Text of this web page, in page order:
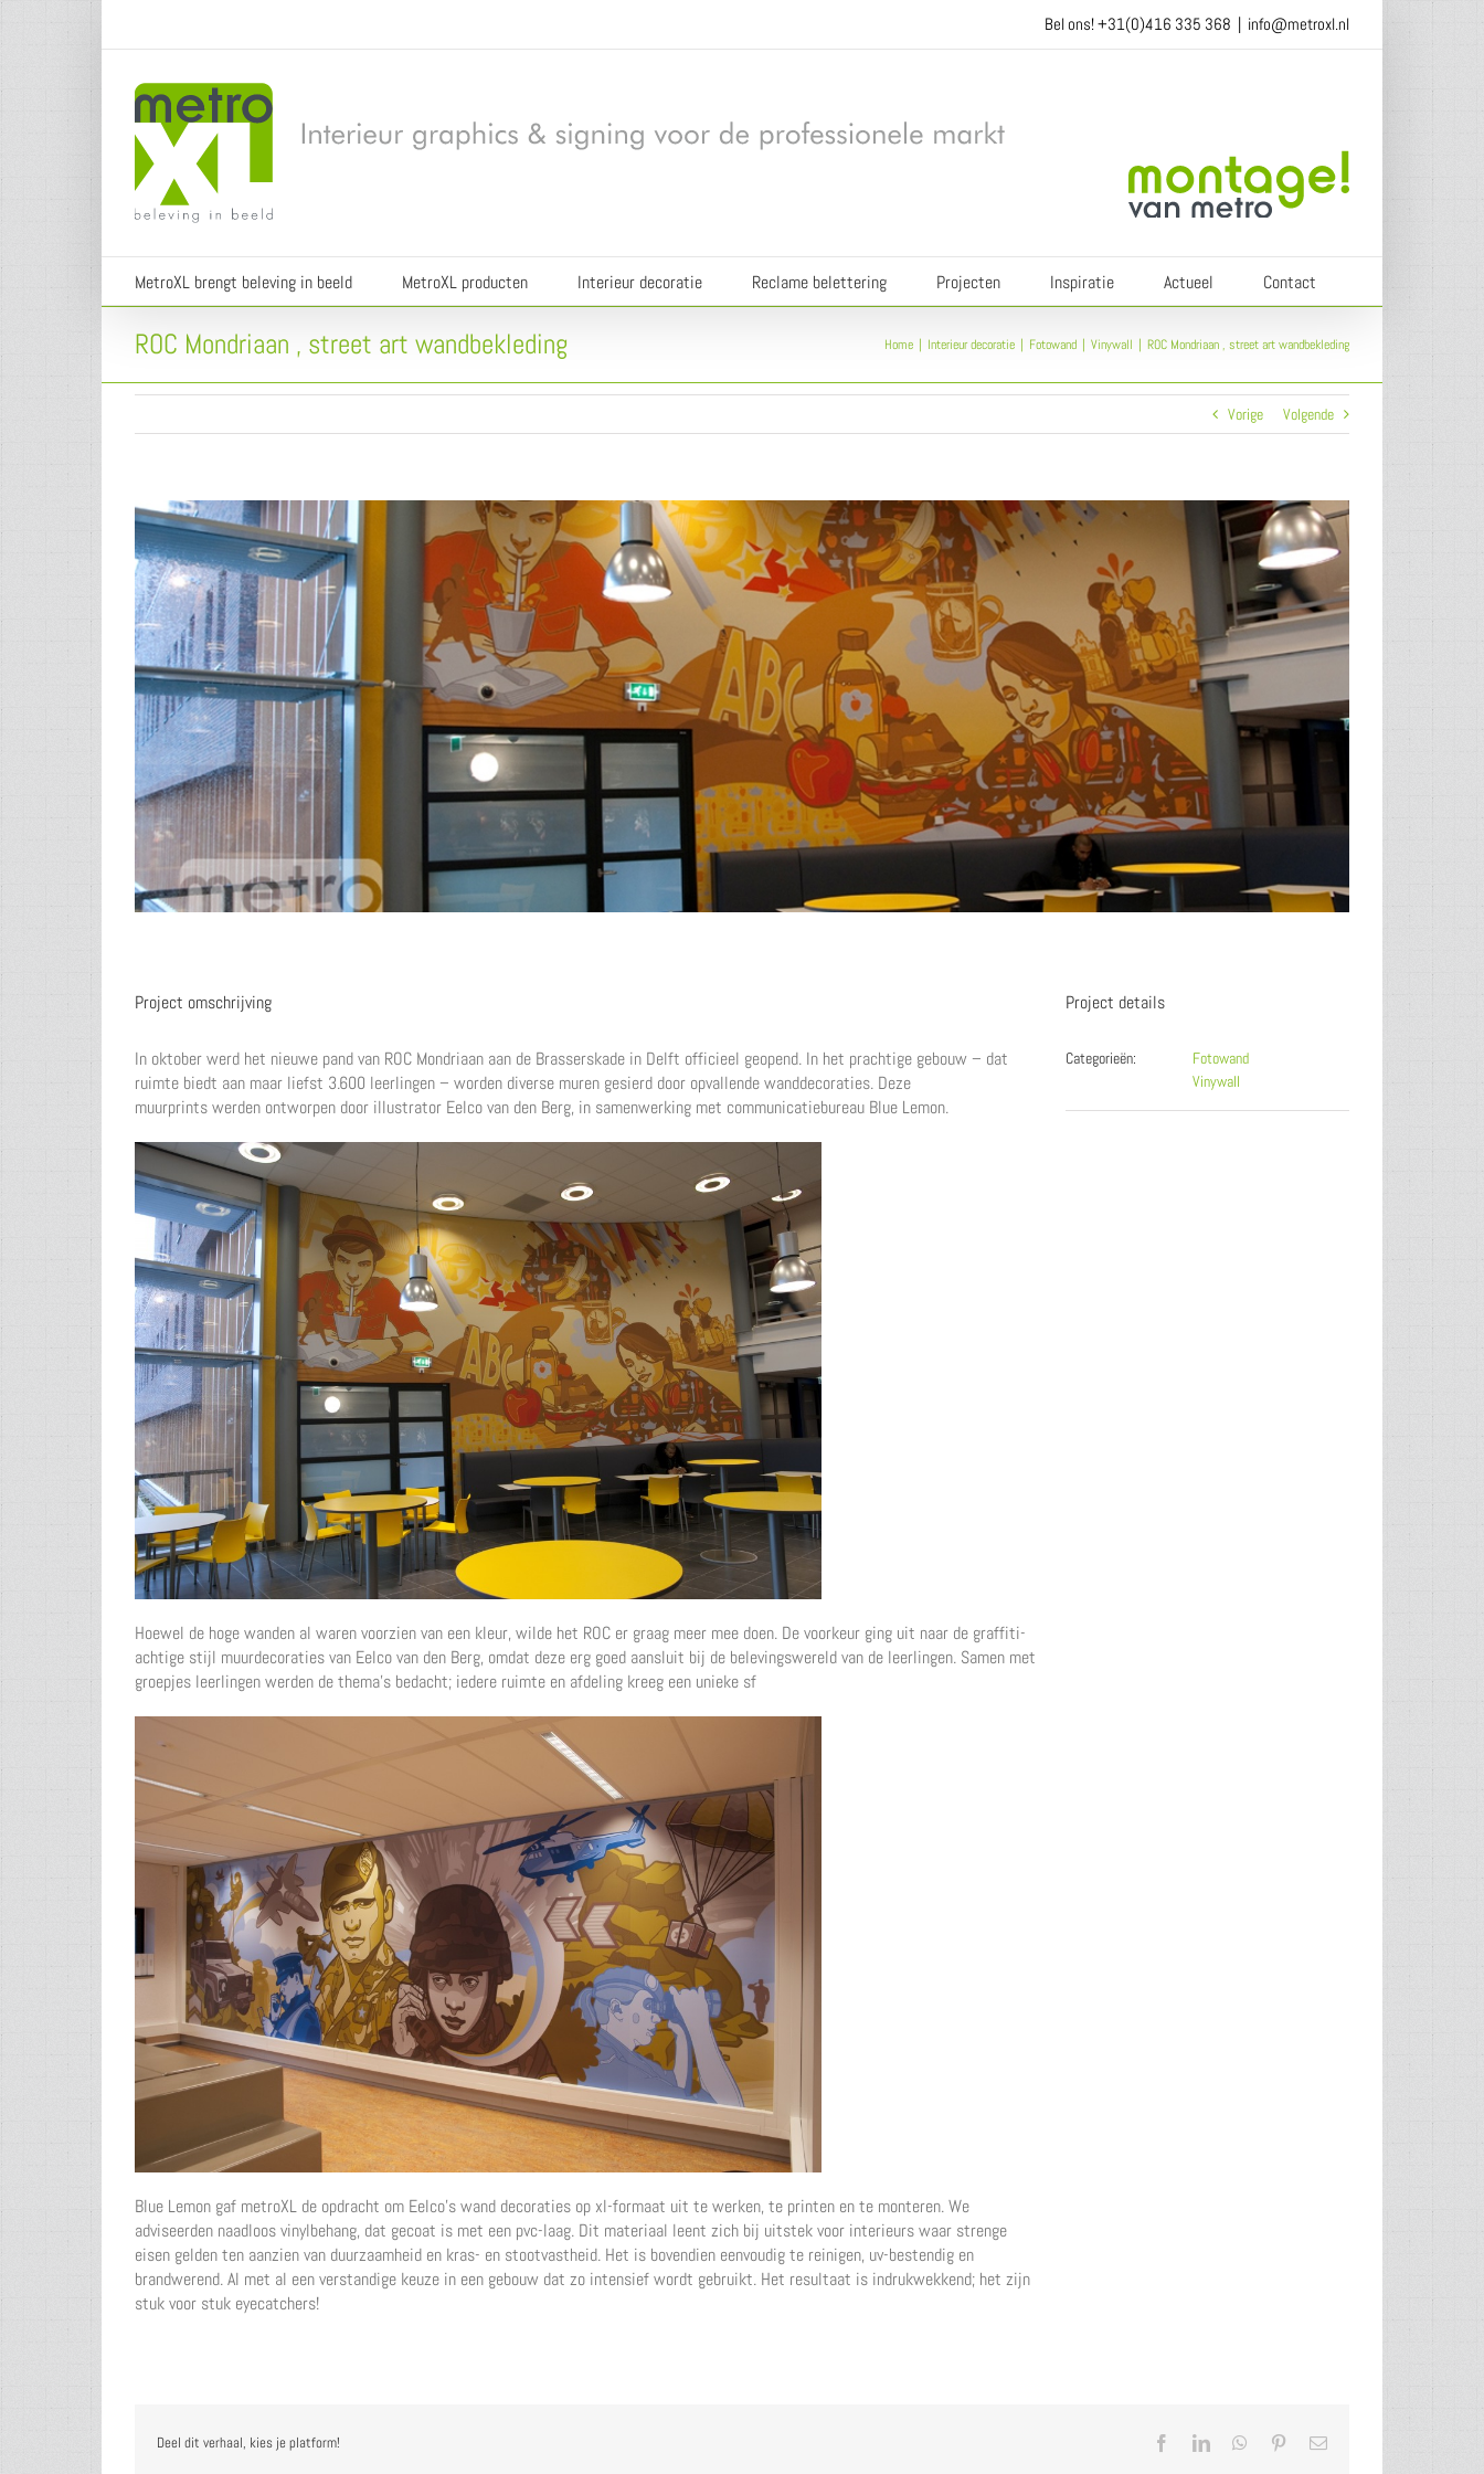
Ga
Bel ons!+31(0)416 335 368 | info@metroxl.nl
MetroXL brengt beleving in beeld MetroXL producten Interieur decoratie Reclame belettering Projecten Inspiratie Actueel Contact
ROC Mondriaan , street art wandbekleding Home Interieur decoratie Fotowand Vinywall ROC Mondriaan , street art wandbekleding
Vorige Volgende
View
Larger
Image
Project omschrijving
In oktober werd het nieuwe pand van ROC Mondriaan aan de Brasserskade in Delft officieel geopend. In het prachtige gebouw – dat
ruimte biedt aan maar liefst 3.600 leerlingen – worden diverse muren gesierd door opvallende wanddecoraties. Deze
muurprints werden ontworpen door illustrator Eelco van den Berg, in samenwerking met communicatiebureau Blue Lemon.
Hoewel de hoge wanden al waren voorzien van een kleur, wilde het ROC er graag meer mee doen. De voorkeur ging uit naar de graffiti-
achtige stijl muurdecoraties van Eelco van den Berg, omdat deze erg goed aansluit bij de belevingswereld van de leerlingen. Samen met
groepjes leerlingen werden de thema’s bedacht; iedere ruimte en afdeling kreeg een unieke sf
Blue Lemon gaf metroXL de opdracht om Eelco’s wand decoraties op xl-formaat uit te werken, te printen en te monteren. We
adviseerden naadloos vinylbehang, dat gecoat is met een pvc-laag. Dit materiaal leent zich bij uitstek voor interieurs waar strenge
eisen gelden ten aanzien van duurzaamheid en kras- en stootvastheid. Het is bovendien eenvoudig te reinigen, uv-bestendig en
brandwerend. Al met al een verstandige keuze in een gebouw dat zo intensief wordt gebruikt. Het resultaat is indrukwekkend; het zijn
stuk voor stuk eyecatchers!
Project details
Categorieën:
Fotowand
Vinywall
Deel dit verhaal, kies je platform! FacebookLinkedInWhatsApp
Pinterest
E-